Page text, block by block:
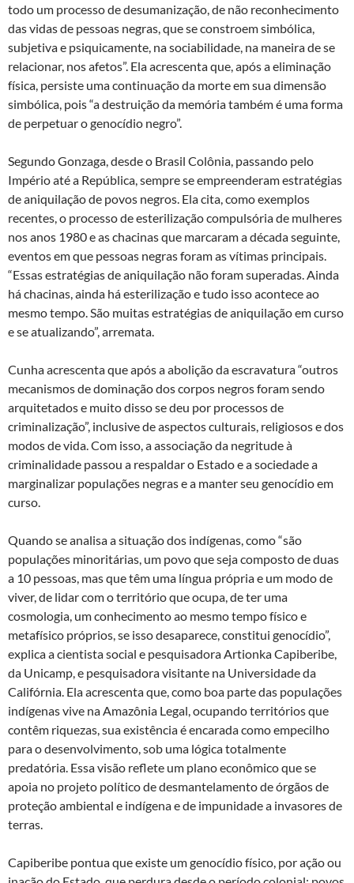
todo um processo de desumanização, de não reconhecimento
das vidas de pessoas negras, que se constroem simbólica,
subjetiva e psiquicamente, na sociabilidade, na maneira de se
relacionar, nos afetos”. Ela acrescenta que, após a eliminação
física, persiste uma continuação da morte em sua dimensão
simbólica, pois “a destruição da memória também é uma forma
de perpetuar o genocídio negro”.
Segundo Gonzaga, desde o Brasil Colônia, passando pelo
Império até a República, sempre se empreenderam estratégias
de aniquilação de povos negros. Ela cita, como exemplos
recentes, o processo de esterilização compulsória de mulheres
nos anos 1980 e as chacinas que marcaram a década seguinte,
eventos em que pessoas negras foram as vítimas principais.
“Essas estratégias de aniquilação não foram superadas. Ainda
há chacinas, ainda há esterilização e tudo isso acontece ao
mesmo tempo. São muitas estratégias de aniquilação em curso
e se atualizando”, arremata.
Cunha acrescenta que após a abolição da escravatura “outros
mecanismos de dominação dos corpos negros foram sendo
arquitetados e muito disso se deu por processos de
criminalização”, inclusive de aspectos culturais, religiosos e dos
modos de vida. Com isso, a associação da negritude à
criminalidade passou a respaldar o Estado e a sociedade a
marginalizar populações negras e a manter seu genocídio em
curso.
Quando se analisa a situação dos indígenas, como “são
populações minoritárias, um povo que seja composto de duas
a 10 pessoas, mas que têm uma língua própria e um modo de
viver, de lidar com o território que ocupa, de ter uma
cosmologia, um conhecimento ao mesmo tempo físico e
metafísico próprios, se isso desaparece, constitui genocídio”,
explica a cientista social e pesquisadora Artionka Capiberibe,
da Unicamp, e pesquisadora visitante na Universidade da
Califórnia. Ela acrescenta que, como boa parte das populações
indígenas vive na Amazônia Legal, ocupando territórios que
contêm riquezas, sua existência é encarada como empecilho
para o desenvolvimento, sob uma lógica totalmente
predatória. Essa visão reflete um plano econômico que se
apoia no projeto político de desmantelamento de órgãos de
proteção ambiental e indígena e de impunidade a invasores de
terras.
Capiberibe pontua que existe um genocídio físico, por ação ou